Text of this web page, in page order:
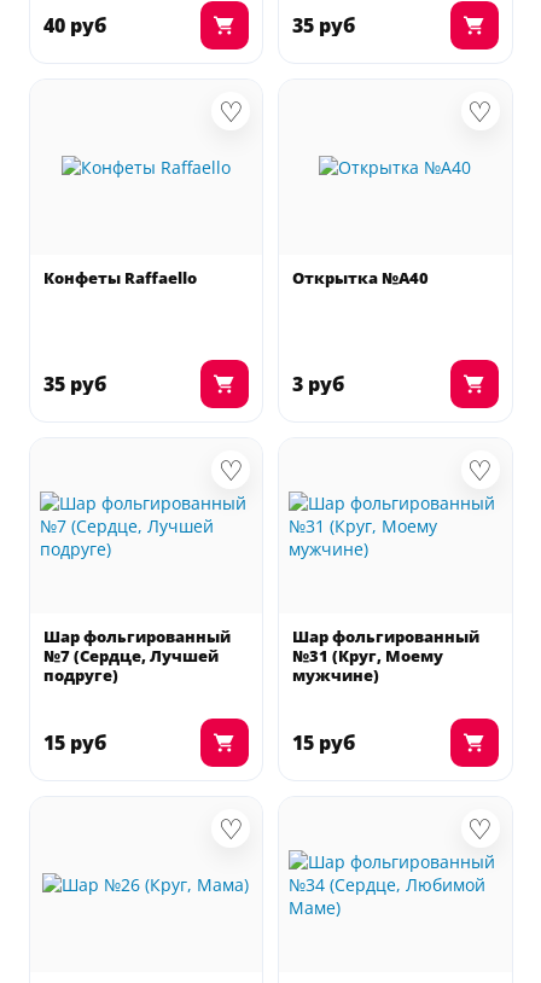
40 руб 35 руб
♡
Конфеты Raffaello
35 руб
♡
Открытка №А40
3 руб
♡
Шар фольгированный
№7 (Сердце, Лучшей
подруге)
15 руб
♡
Шар фольгированный
№31 (Круг, Моему
мужчине)
15 руб
♡ ♡